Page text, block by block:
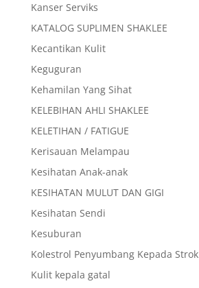
Kanser Serviks
KATALOG SUPLIMEN SHAKLEE
Kecantikan Kulit
Keguguran
Kehamilan Yang Sihat
KELEBIHAN AHLI SHAKLEE
KELETIHAN / FATIGUE
Kerisauan Melampau
Kesihatan Anak-anak
KESIHATAN MULUT DAN GIGI
Kesihatan Sendi
Kesuburan
Kolestrol Penyumbang Kepada Strok
Kulit kepala gatal